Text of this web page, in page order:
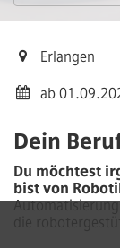
Erlangen
ab
Dein
Du möchtest
bist von
die